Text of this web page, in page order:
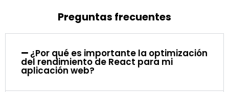
Preguntas frecuentes
¿Por qué es importante la optimización
del rendimiento de React para mi
aplicación web?